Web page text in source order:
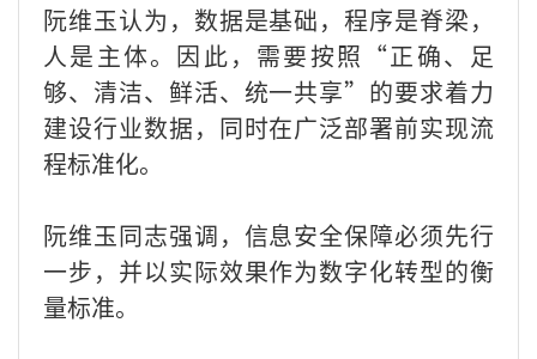
阮维玉认为，数据是基础，程序是脊梁，
人是主体。因此，需要按照“正确、足
够、清洁、鲜活、统一共享”的要求着力
建设行业数据，同时在广泛部署前实现流
程标准化。
阮维玉同志强调，信息安全保障必须先行
一步，并以实际效果作为数字化转型的衡
量标准。